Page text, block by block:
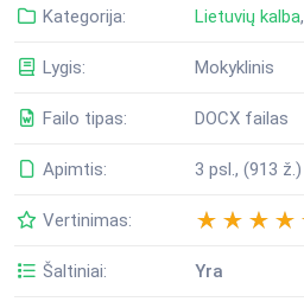
Kategorija: Lietuvių kalba,
Lygis: Mokyklinis
Failo tipas: DOCX failas
Apimtis: 3 psl., (913 ž.)
Vertinimas:
Šaltiniai: Yra